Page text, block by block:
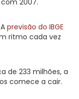
previsão do IBGE
ritmo cada vez
de 233 milhões, a
comece a cair.